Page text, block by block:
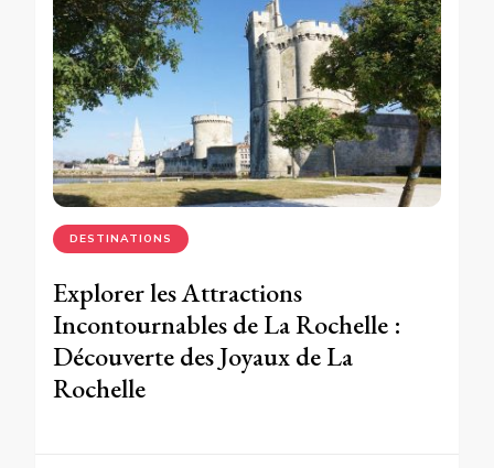
DESTINATIONS
Explorer les Attractions
Incontournables de La Rochelle :
Découverte des Joyaux de La
Rochelle